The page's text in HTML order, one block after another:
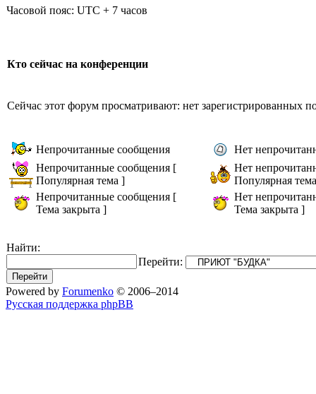
Часовой пояс: UTC + 7 часов
Кто сейчас на конференции
Сейчас этот форум просматривают: нет зарегистрированных
Непрочитанные сообщения
Нет
Непрочитанные сообщения [
Популярная тема ]
Нет
Популярная
Непрочитанные сообщения [
Тема закрыта ]
Нет
Тема закрыта ]
Найти:
Перейти:
Powered by Forumenko © 2006–2014
Русская поддержка phpBB